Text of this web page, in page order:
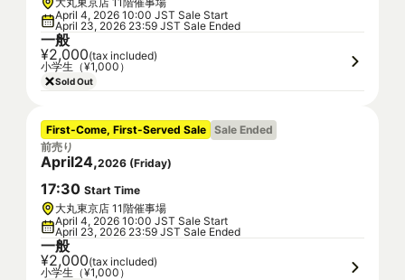
April 4, 2026 10:00 JST Sale Start
April 23, 2026 23:59 JST Sale Ended
一般
¥2,000(tax included)
小学生（¥1,000）
Sold Out
First-Come, First-Served Sale Sale Ended
前売り
April24,2026 (Friday)
17:30 Start Time
大丸東京店 11階催事場
April 4, 2026 10:00 JST Sale Start
April 23, 2026 23:59 JST Sale Ended
一般
¥2,000(tax included)
小学生（¥1,000）